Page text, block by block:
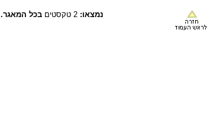
נמצאו: בכל המאגר.